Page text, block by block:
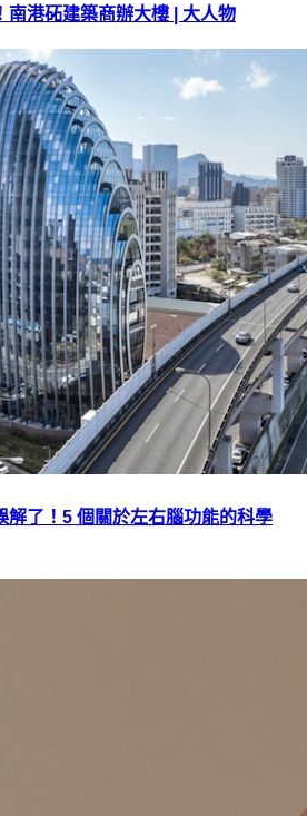
南港砳建築商辦大樓 | 大人物
解了！5 個關於左右腦功能的科學